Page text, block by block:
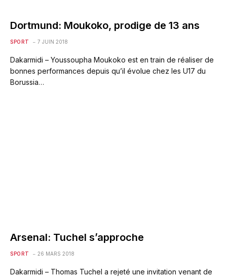
Dortmund: Moukoko, prodige de 13 ans
SPORT 7 JUIN 2018
Dakarmidi – Youssoupha Moukoko est en train de réaliser de
bonnes performances depuis qu’il évolue chez les U17 du
Borussia…
Arsenal: Tuchel s’approche
SPORT 26 MARS 2018
Dakarmidi – Thomas Tuchel a rejeté une invitation venant de